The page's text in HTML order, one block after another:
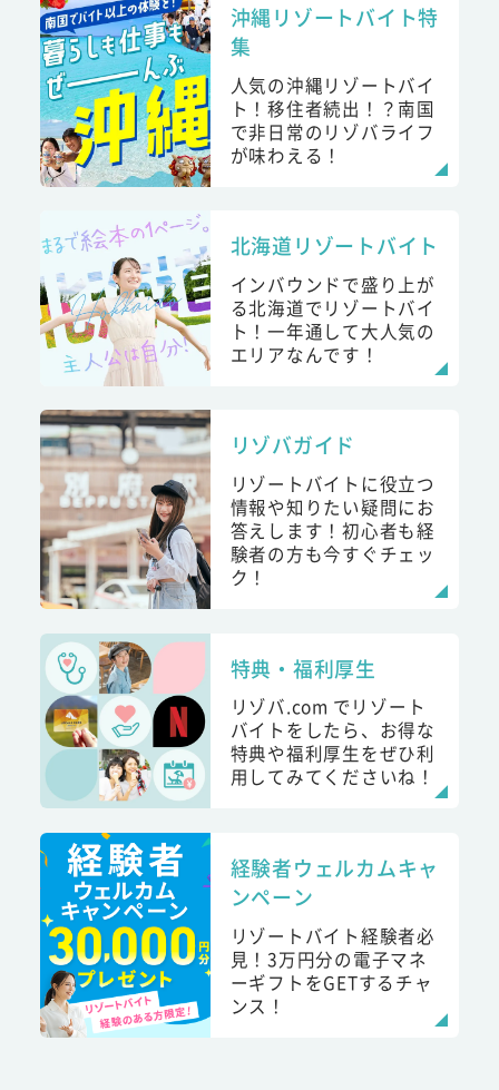
沖縄リゾートバイト特
集
人気の沖縄リゾートバイ
ト！移住者続出！？南国
で非日常のリゾバライフ
が味わえる！
北海道リゾートバイト
インバウンドで盛り上が
る北海道でリゾートバイ
ト！一年通して大人気の
エリアなんです！
リゾバガイド
リゾートバイトに役立つ
情報や知りたい疑問にお
答えします！初心者も経
験者の方も今すぐチェッ
ク！
特典・福利厚生
リゾバ.com でリゾート
バイトをしたら、お得な
特典や福利厚生をぜひ利
用してみてくださいね！
経験者ウェルカムキャ
ンペーン
リゾートバイト経験者必
見！3万円分の電子マネ
ーギフトをGETするチャ
ンス！